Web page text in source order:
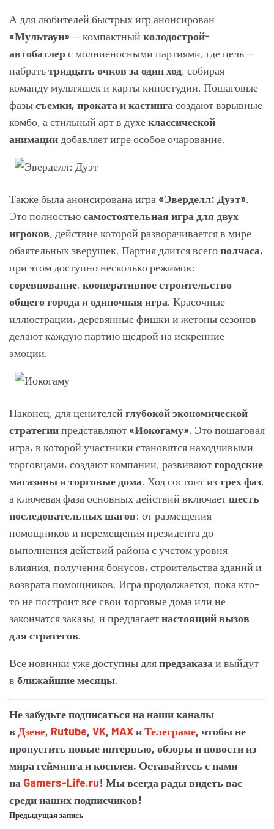
А для любителей быстрых игр анонсирован
«Мультаун» — компактный колодострой-
автобатлерс молниеносными партиями, где цель —
набратьтридцать очков за один ход, собирая
команду мультяшек и карты киностудии. Пошаговые
фазысъемки, проката и кастинга создают взрывные
комбо, а стильный арт в духеклассической
анимации добавляет игре особое очарование.
Также была анонсирована игра «Эверделл: Дуэт».
Это полностьюсамостоятельная игра для двух
игроков, действие которой разворачивается в мире
обаятельных зверушек. Партия длится всегополчаса,
при этом доступно несколько режимов:
соревнование, кооперативное строительство
общего города и одиночная игра. Красочные
иллюстрации, деревянные фишки и жетоны сезонов
делают каждую партию щедрой на искренние
эмоции.
Наконец, для ценителей глубокой экономической
стратегиипредставляют «Иокогаму». Это пошаговая
игра, в которой участники становятся находчивыми
торговцами, создают компании, развиваютгородские
магазиныи торговые дома. Ход состоит изтрех фаз,
а ключевая фаза основных действий включаетшесть
последовательных шагов: от размещения
помощников и перемещения президента до
выполнения действий района с учетом уровня
влияния, получения бонусов, строительства зданий и
возврата помощников. Игра продолжается, пока кто-
то не построит все свои торговые дома или не
закончатся заказы, и предлагаетнастоящий вызов
для стратегов.
Все новинки уже доступны дляпредзаказа и выйдут
в ближайшие месяцы.
Не забудьте подписаться на наши каналы
в Дзене, Rutube, VK, MAXиТелеграме, чтобы не
пропустить новыеинтервью, обзоры и новости из
мира гейминга и косплея. Оставайтесь с нами
на Gamers-Life.ru! Мы всегда рады видеть вас
среди наших подписчиков!
Предыдущая запись